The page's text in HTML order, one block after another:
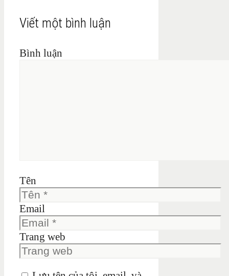
Viết một bình luận
Bình luận
Tên
Email
Trang web